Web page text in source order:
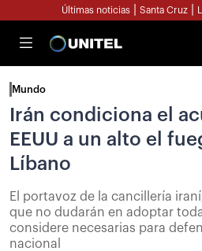
Últimas noticias Santa Cruz
Mundo
Irán condiciona el
EEUU a un alto el
Líbano
El portavoz de la cancillería
que no dudarán en adoptar
considere necesarias para
nacional